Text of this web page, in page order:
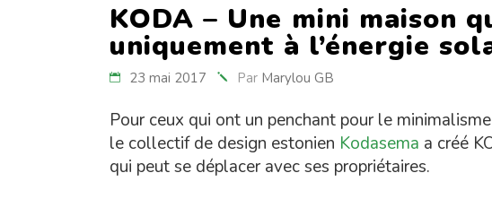
KODA – Une mini maison
uniquement à l’énergie
23 mai 2017 Par Marylou GB
Pour ceux qui ont un penchant pour le
le collectif de design estonien Kodasema a créé
qui peut se déplacer avec ses propriétaires.